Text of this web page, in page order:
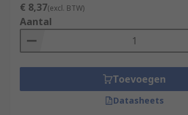
€ 8,37(excl. BTW)
Aantal
Toevoegen
Datasheets